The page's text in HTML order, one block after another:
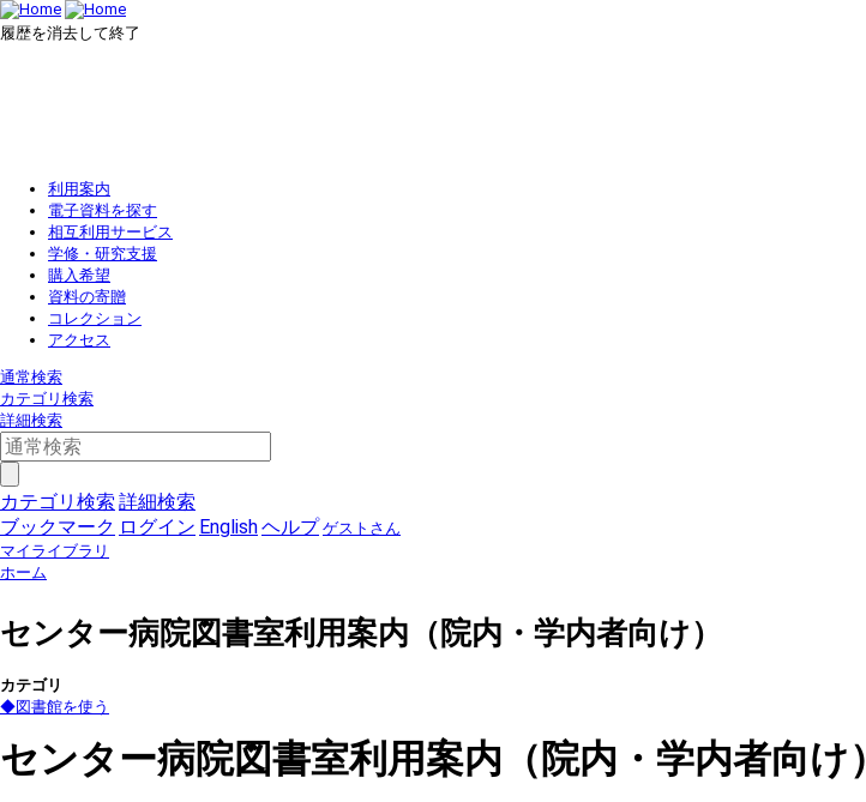
履歴を消去して終了
利用案内
電子資料を探す
相互利用サービス
学修・研究支援
購入希望
資料の寄贈
コレクション
アクセス
通常検索
カテゴリ検索
詳細検索
カテゴリ検索 詳細検索
ブックマーク ログイン Englishヘルプ ゲストさん
マイライブラリ
ホーム
センター病院図書室利用案内（院内・学内者向け）
カテゴリ
◆図書館を使う
センター病院図書室利用案内（院内・学内者向け）